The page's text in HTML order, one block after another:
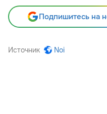
Подпишитесь на
Источник Noi